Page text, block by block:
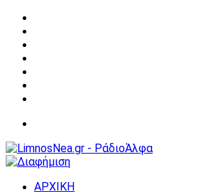
ΑΡΧΙΚΗ